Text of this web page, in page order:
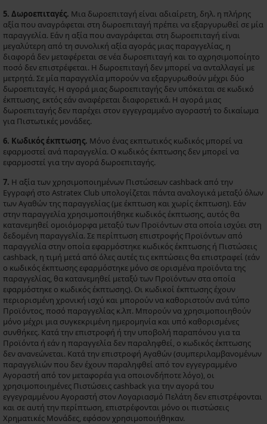
5. Δωροεπιταγές. Μια δωροεπιταγή είναι αδιαίρετη, δηλ. η πλήρης
αξία που αναγράφεται στη δωροεπιταγή πρέπει να εξαργυρωθεί σε μία
παραγγελία. Εάν η αξία που αναγράφεται στη δωροεπιταγή είναι
μεγαλύτερη από τη συνολική αξία αγοράς μιας παραγγελίας, η
διαφορά δεν μεταφέρεται σε νέα δωροεπιταγή και το αχρησιμοποίητο
ποσό δεν επιστρέφεται. Η δωροεπιταγή δεν μπορεί να ανταλλαγεί με
μετρητά. Σε μία παραγγελία μπορούν να εξαργυρωθούν μέχρι δύο
δωροεπιταγές. Η αγορά μιας δωροεπιταγής δεν υπόκειται σε κωδικό
έκπτωσης, εκτός εάν αναφέρεται διαφορετικά. Η αγορά μιας
δωροεπιταγής δεν παρέχει στον εγγεγραμμένο αγοραστή το δικαίωμα
για Πιστωτικές μονάδες.
6. Κωδικός έκπτωσης. Μόνο ένας εκπτωτικός κωδικός μπορεί να
εφαρμοστεί ανά παραγγελία. Ο κωδικός έκπτωσης δεν μπορεί να
εφαρμοστεί για την αγορά δωροεπιταγής.
7. Η αξία των χρησιμοποιημένων Πιστώσεων cashback από την
Εγγραφή στο Astratex Club υπολογίζεται πάντα αναλογικά μεταξύ όλων
των Αγαθών της παραγγελίας (με έκπτωση και χωρίς έκπτωση). Εάν
στην παραγγελία χρησιμοποιήθηκε κωδικός έκπτωσης, αυτός θα
κατανεμηθεί ομοιόμορφα μεταξύ των Προϊόντων στα οποία ισχύει στη
δεδομένη παραγγελία. Σε περίπτωση επιστροφής Προϊόντων από
παραγγελία στην οποία εφαρμόστηκε κωδικός έκπτωσης ή Πιστώσεις
cashback, η τιμή μετά από όλες αυτές τις εκπτώσεις θα επιστραφεί (εάν
ο κωδικός έκπτωσης εφαρμόστηκε μόνο σε ορισμένα προϊόντα της
παραγγελίας, θα κατανεμηθεί μεταξύ των Προϊόντων στα οποία
εφαρμόστηκε ο κωδικός έκπτωσης). Οι κωδικοί έκπτωσης έχουν
περιορισμένη χρονική ισχύ και μπορούν να καθοριστούν ανά τύπο
Προϊόντος, ποσό παραγγελίας κ.λπ. Μπορούν να χρησιμοποιηθούν
μόνο μέχρι μια συγκεκριμένη ημερομηνία και υπό καθορισμένες
συνθήκες. Κατά την επιστροφή ή την υποβολή παραπόνου για τα
Προϊόντα ή εάν η παραγγελία δεν παραληφθεί, ο κωδικός έκπτωσης
δεν ανανεώνεται. Κατά την επιστροφή Αγαθών (συμπεριλαμβανομένων
παραγγελιών που δεν έχουν παραληφθεί από τον εγγεγραμμένο
Αγοραστή από τον μεταφορέα για οποιονδήποτε λόγο), οι
χρησιμοποιημένες Πιστώσεις cashback για την αγορά του
εγγεγραμμένου Αγοραστή στον Λογαριασμό Πελάτη δεν επιστρέφονται
και σε αυτή την περίπτωση, επιστρέφονται μόνο οι πιστώσεις
Χρηματικές Μονάδες, εφόσον χρησιμοποιήθηκαν.